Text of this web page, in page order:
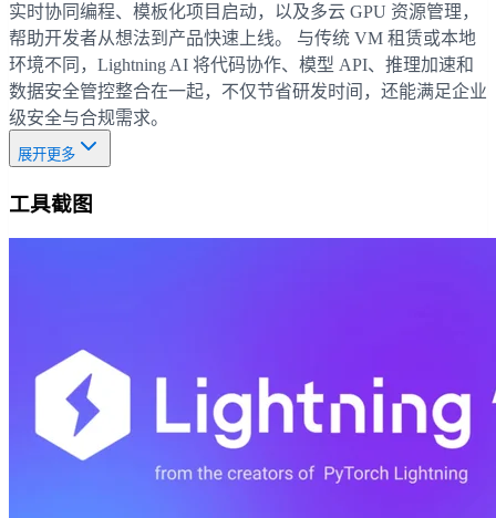
实时协同编程、模板化项目启动，以及多云 GPU 资源管理，
帮助开发者从想法到产品快速上线。 与传统 VM 租赁或本地
环境不同，Lightning AI 将代码协作、模型 API、推理加速和
数据安全管控整合在一起，不仅节省研发时间，还能满足企业
级安全与合规需求。
展开更多
工具截图